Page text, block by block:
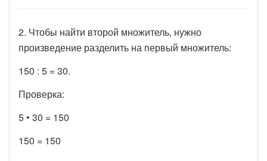
2. Чтобы найти второй множитель, нужно
произведение разделить на первый множитель:
150 : 5 = 30.
Проверка:
5 • 30 = 150
150 = 150